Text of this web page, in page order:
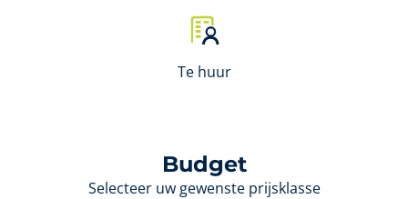
Te huur
Budget
Selecteer uw gewenste prijsklasse